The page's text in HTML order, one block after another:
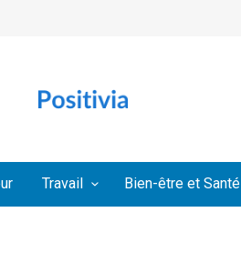
Travail Bien-être et Santé